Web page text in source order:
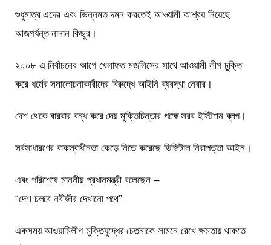
শুধুমাত্র এদের এবং ভিন্নমত দমন করতেই আওয়ামী আশ্রয় নিয়েছে
আজপর্যন্ত নানান কিছুর।
২০০৮ এ নির্বাচনের আগে খেলাফত মজলিসের সাথে আওয়ামী লীগ চুক্তি
করে ধর্মের সমালোচনাকারীদের বিরুদ্ধে আইনি ব্যবস্থা নেবার।
দেশ থেকে বারবার বন্ধ করে দেয় মুক্তিচিন্তার পক্ষে সরব ইস্টিশন ব্লগ।
সর্বসাধারণের বাকস্বাধীনতা কেড়ে নিতে করেছে ডিজিটাল নিরাপত্তা আইন।
এবং পরিশেষে মাননীয় প্রধানমন্ত্রী বলেছেন –
“দেশ চলবে নবীজীর দেখানো পথে”
একসময় আওয়ামিলীগ মুক্তিযুদ্ধের চেতনাকে সামনে রেখে ক্ষমতায় থাকতে